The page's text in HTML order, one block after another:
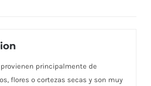
principalmente de
flores o cortezas secas y son muy